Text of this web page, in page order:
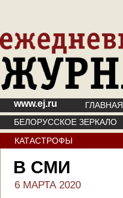
www.ej.ru ГЛАВНАЯ
БЕЛОРУССКОЕ ЗЕРКАЛО
КАТАСТРОФЫ
В СМИ
6 МАРТА 2020